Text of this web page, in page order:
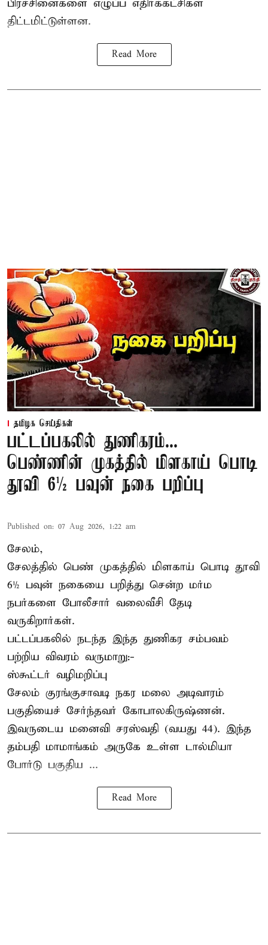
பிரச்சினைகளை எழுப்ப எதிர்க்கட்சிகள்
திட்டமிட்டுள்ளன.
Read More
தமிழக செய்திகள்
பட்டப்பகலில் துணிகரம்...
பெண்ணின் முகத்தில் மிளகாய் பொடி
தூவி 6½ பவுன் நகை பறிப்பு
Published on: 07 Aug 2026, 1:22 am
சேலம்,
சேலத்தில் பெண் முகத்தில் மிளகாய் பொடி தூவி
6½ பவுன் நகையை பறித்து சென்ற மர்ம
நபர்களை போலீசார் வலைவீசி தேடி
வருகிறார்கள்.
பட்டப்பகலில் நடந்த இந்த துணிகர சம்பவம்
பற்றிய விவரம் வருமாறு:-
ஸ்கூட்டர் வழிமறிப்பு
சேலம் குரங்குசாவடி நகர மலை அடிவாரம்
பகுதியைச் சேர்ந்தவர் கோபாலகிருஷ்ணன்.
இவருடைய மனைவி சரஸ்வதி (வயது 44). இந்த
தம்பதி மாமாங்கம் அருகே உள்ள டால்மியா
போர்டு பகுதிய ...
Read More